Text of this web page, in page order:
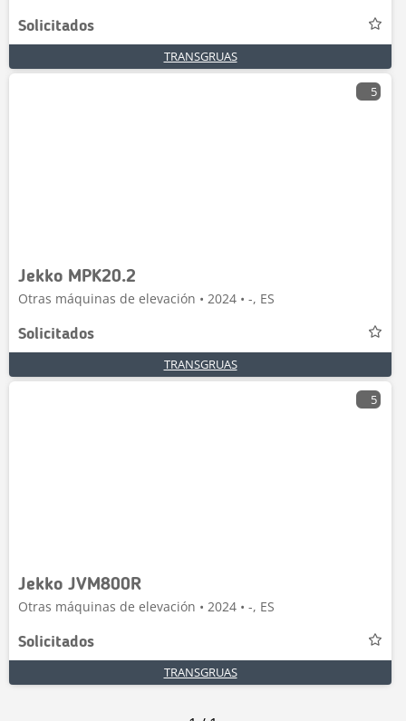
Solicitados
TRANSGRUAS
5
Jekko MPK20.2
Otras máquinas de elevación • 2024 • -, ES
Solicitados
TRANSGRUAS
5
Jekko JVM800R
Otras máquinas de elevación • 2024 • -, ES
Solicitados
TRANSGRUAS